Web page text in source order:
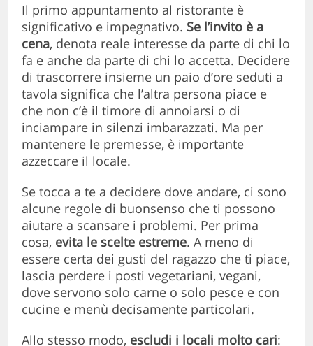
Il primo appuntamento al ristorante è
significativo e impegnativo. Se l’invito è a
cena, denota reale interesse da parte di chi lo
fa e anche da parte di chi lo accetta. Decidere
di trascorrere insieme un paio d’ore seduti a
tavola significa che l’altra persona piace e
che non c’è il timore di annoiarsi o di
inciampare in silenzi imbarazzati. Ma per
mantenere le premesse, è importante
azzeccare il locale.
Se tocca a te a decidere dove andare, ci sono
alcune regole di buonsenso che ti possono
aiutare a scansare i problemi. Per prima
cosa, evita le scelte estreme. A meno di
essere certa dei gusti del ragazzo che ti piace,
lascia perdere i posti vegetariani, vegani,
dove servono solo carne o solo pesce e con
cucine e menù decisamente particolari.
Allo stesso modo, escludi i locali molto cari: